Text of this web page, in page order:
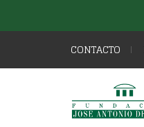
CONTACTO